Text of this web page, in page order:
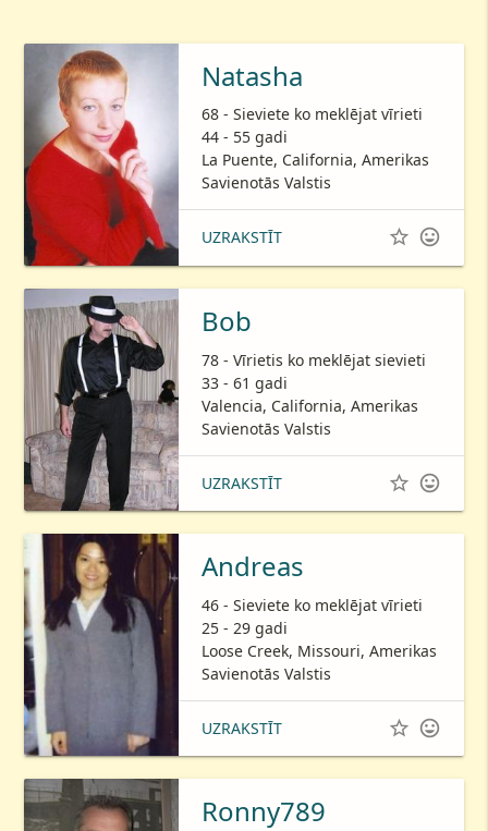
Natasha
68 - Sieviete ko meklējat vīrieti
44 - 55 gadi
La Puente, California, Amerikas
Savienotās Valstis
UZRAKSTĪT  
Bob
78 - Vīrietis ko meklējat sievieti
33 - 61 gadi
Valencia, California, Amerikas
Savienotās Valstis
UZRAKSTĪT  
Andreas
46 - Sieviete ko meklējat vīrieti
25 - 29 gadi
Loose Creek, Missouri, Amerikas
Savienotās Valstis
UZRAKSTĪT  
Ronny789